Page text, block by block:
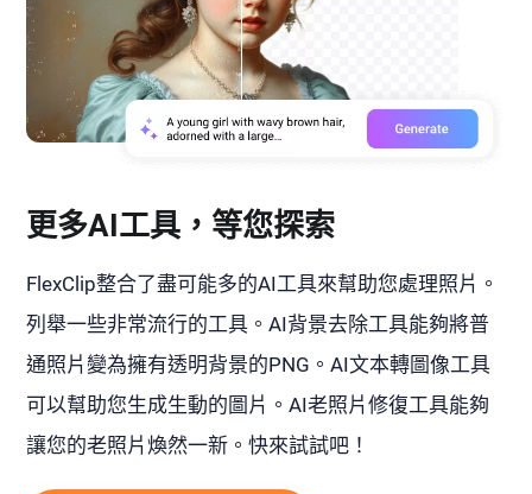
更多AI工具，等您探索
FlexClip整合了盡可能多的AI工具來幫助您處理照片。
列舉一些非常流行的工具。AI背景去除工具能夠將普
通照片變為擁有透明背景的PNG。AI文本轉圖像工具
可以幫助您生成生動的圖片。AI老照片修復工具能夠
讓您的老照片煥然一新。快來試試吧！